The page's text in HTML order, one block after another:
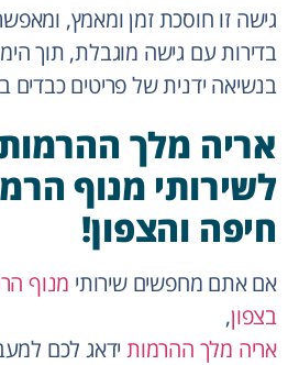
גישה זו חוסכת זמן ומאמץ,
בדירות עם גישה מוגבלת, תוך
בנשיאה ידנית של פריטים
לשירותי מנוף
חיפה והצפון!
אם אתם מחפשים שירותי מנוף
בצפון,
אריה מלך ההרמות ידאג לכם